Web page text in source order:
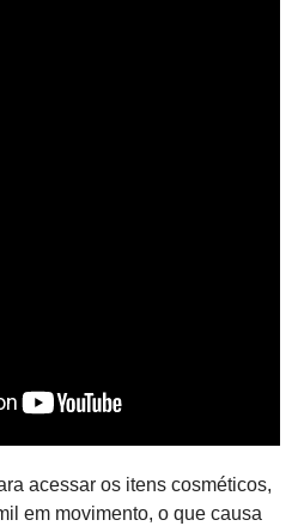
acessar os itens cosméticos,
em movimento, o que causa